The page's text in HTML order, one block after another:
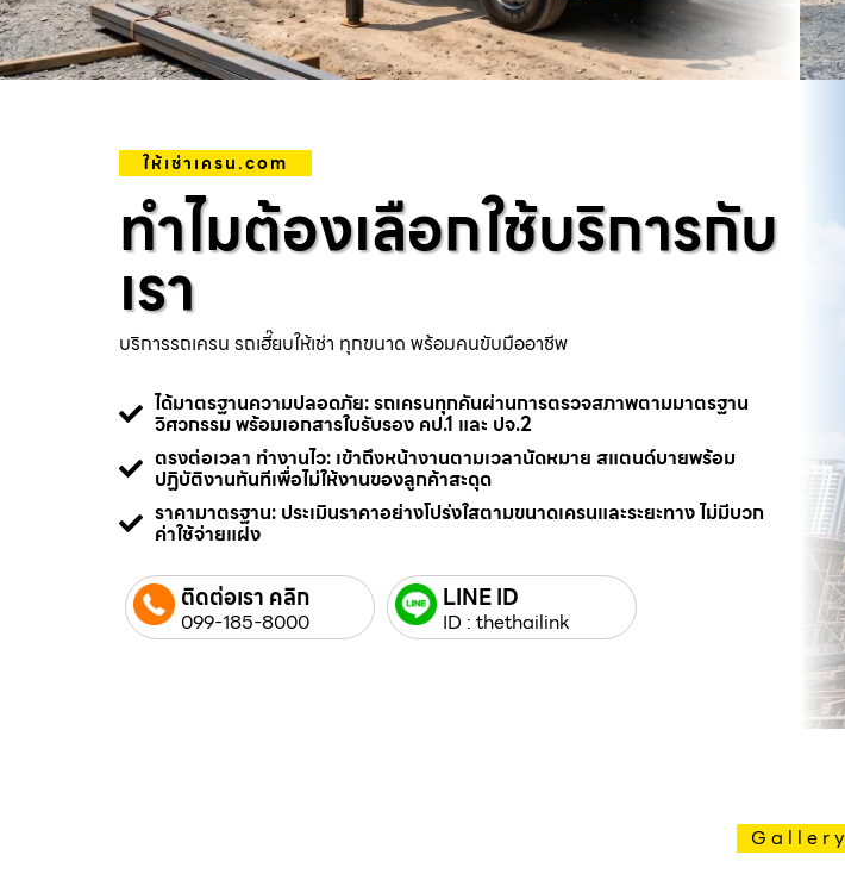
ให้เช่าเครน.com
ทำไมต้องเลือกใช้บริการกับ
เรา
บริการรถเครน รถเฮี๊ยบให้เช่า ทุกขนาด พร้อมคนขับมืออาชีพ
ได้มาตรฐานความปลอดภัย: รถเครนทุกคันผ่านการตรวจสภาพตามมาตรฐาน
วิศวกรรม พร้อมเอกสารใบรับรอง คป.1 และ ปจ.2
ตรงต่อเวลา ทำงานไว: เข้าถึงหน้างานตามเวลานัดหมาย สแตนด์บายพร้อม
ปฏิบัติงานทันทีเพื่อไม่ให้งานของลูกค้าสะดุด
ราคามาตรฐาน: ประเมินราคาอย่างโปร่งใสตามขนาดเครนและระยะทาง ไม่มีบวก
ค่าใช้จ่ายแฝง
ติดต่อเรา คลิก
099-185-8000
LINE ID
ID : thethailink
Gallery